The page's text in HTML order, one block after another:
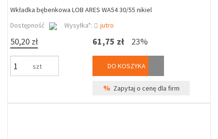
Wkładka bębenkowa LOB ARES WA54 30/55 nikiel
Dostępność
Wysyłka*: jutro
50,20 zł
szt
61,75 zł 23%
DO KOSZYKA
% Zapytaj o cenę dla firm